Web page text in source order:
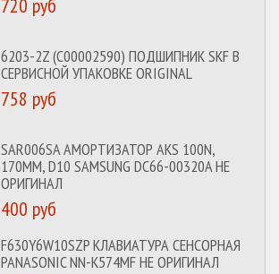
720 руб
6203-2Z (C00002590) ПОДШИПНИК SKF В
СЕРВИСНОЙ УПАКОВКЕ ORIGINAL
758 руб
SAR006SA АМОРТИЗАТОР AKS 100N,
170MM, D10 SAMSUNG DC66-00320A НЕ
ОРИГИНАЛ
400 руб
F630Y6W10SZP КЛАВИАТУРА СЕНСОРНАЯ
PANASONIC NN-K574MF НЕ ОРИГИНАЛ